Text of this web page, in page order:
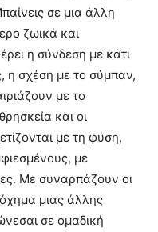
σε μια άλλη
ζωικά και
η σύνδεση με κάτι
η σχέση με το σύμπαν,
με το
και οι
με τη φύση,
με
Με συναρπάζουν οι
όχημα μιας άλλης
σε ομαδική